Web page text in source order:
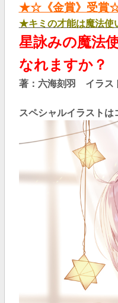
★☆《金賞》受
★キミの才能は魔法使
星詠みの魔法
なれますか？
著：六海刻羽 イラス
スペシャルイラストは